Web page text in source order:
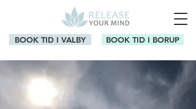
BOOK TID I VALBY BOOK TID I BORUP